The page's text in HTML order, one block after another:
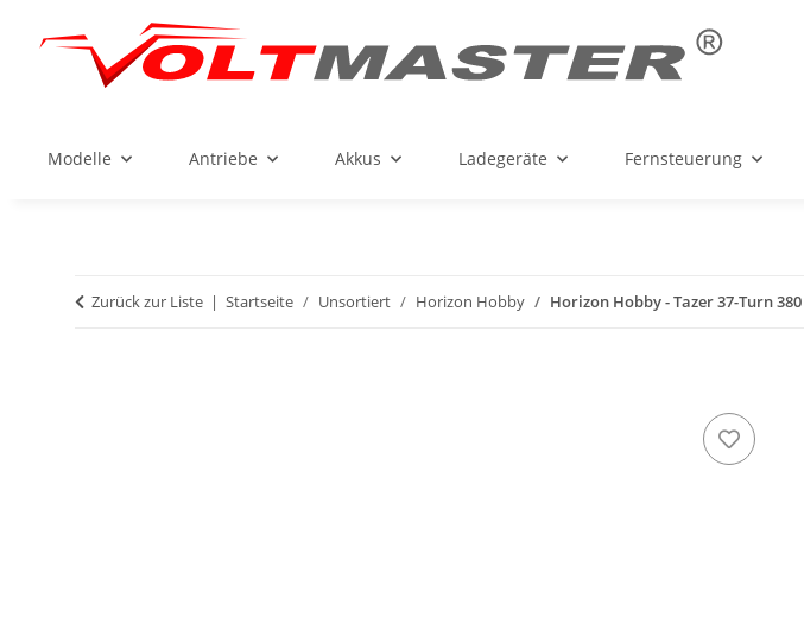
Modelle Antriebe Akkus Ladegeräte Fernsteuerung
Zurück zur Liste Startseite Unsortiert Horizon Hobby Horizon Hobby - Tazer 37-Turn